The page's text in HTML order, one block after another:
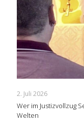
2. Juli 2026
Wer im Justizvollzug
Welten